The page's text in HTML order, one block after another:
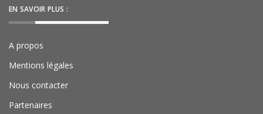
EN SAVOIR PLUS :
A propos
Mentions légales
Nous contacter
Partenaires